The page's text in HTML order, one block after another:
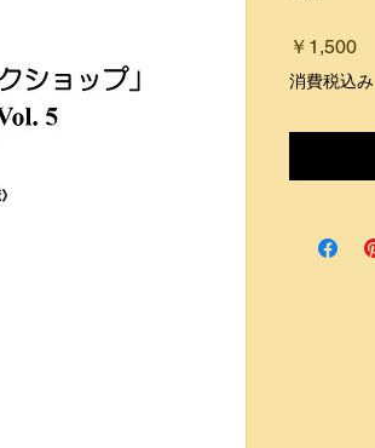
￥1,500価
格
消費税込み